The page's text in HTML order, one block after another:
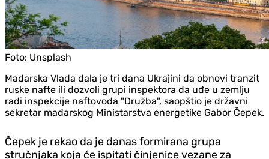
Foto: Unsplash
Mađarska Vlada dala je tri dana Ukrajini da obnovi tranzit
ruske nafte ili dozvoli grupi inspektora da uđe u zemlju
radi inspekcije naftovoda "Družba", saopštio je državni
sekretar mađarskog Ministarstva energetike Gabor Čepek.
Čepek je rekao da je danas formirana grupa
stručnjaka koja će ispitati činjenice vezane za